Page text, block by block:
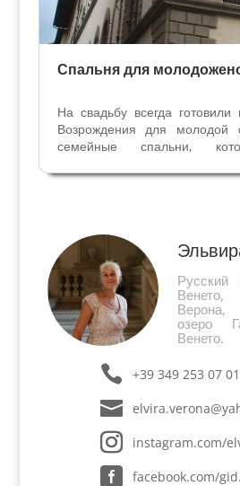
Спальня для
На свадьбу всегда
Возрождения для молодой
семейные спальни,
это могли быть фрески,
Русский
Венето,
озеро
Венето.
+39 349 253 07 01
instagram.com/
facebook.com/